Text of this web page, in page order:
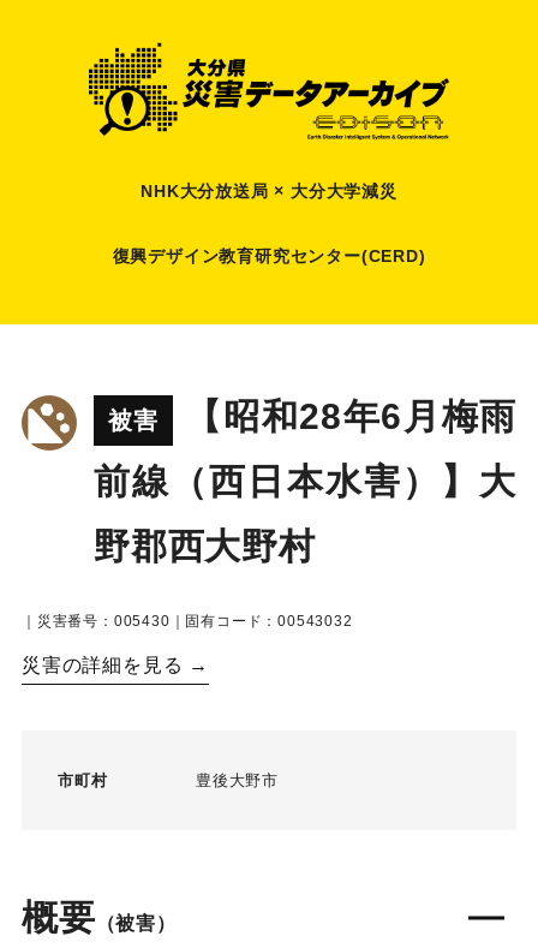
NHK大分放送局 × 大分大学減災
復興デザイン教育研究センター(CERD)
被害
【昭和28年6月梅雨
前線（西日本水害）】大
野郡西大野村
｜災害番号：005430｜固有コード：00543032
災害の詳細を見る →
市町村 豊後大野市
概要 （被害）